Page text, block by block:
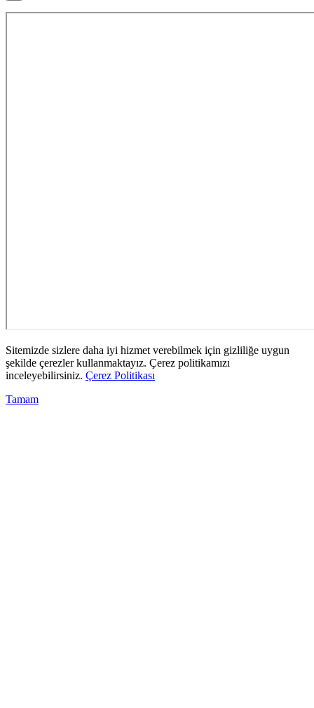
Sitemizde sizlere daha iyi hizmet verebilmek için gizliliğe uygun
şekilde çerezler kullanmaktayız. Çerez politikamızı
inceleyebilirsiniz. Çerez Politikası
Tamam